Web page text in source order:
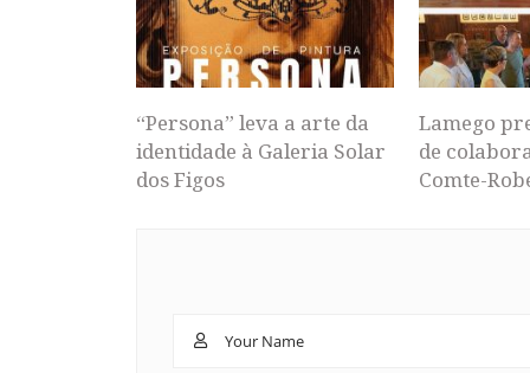
“Persona” leva a arte da
identidade à Galeria Solar
dos Figos
Lamego
de
Comte-